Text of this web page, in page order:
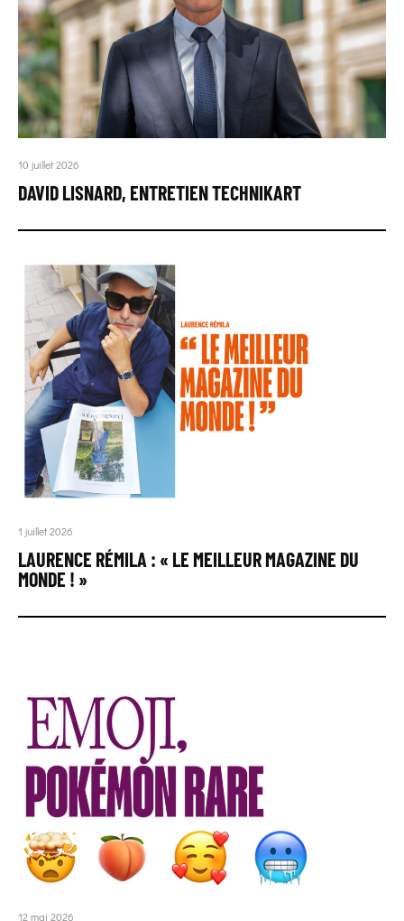
10 juillet 2026
DAVID LISNARD, ENTRETIEN TECHNIKART
1 juillet 2026
LAURENCE RÉMILA : « LE MEILLEUR MAGAZINE DU
MONDE ! »
12 mai 2026